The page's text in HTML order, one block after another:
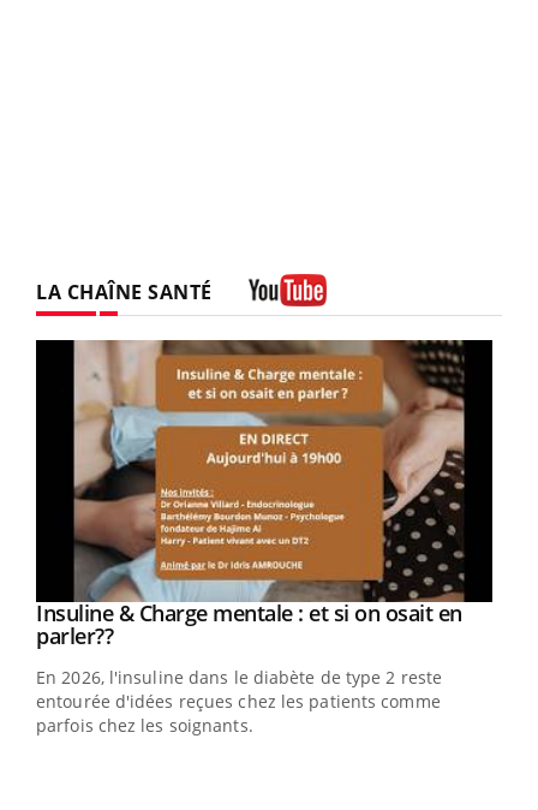
LA CHAÎNE SANTÉ
Youtube
Insuline & Charge mentale : et si on osait en
parler??Youtube
En 2026, l'insuline dans le diabète de type 2 reste
entourée d'idées reçues chez les patients comme
parfois chez les soignants.